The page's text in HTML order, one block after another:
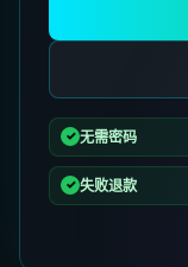
无需密码
失败退款